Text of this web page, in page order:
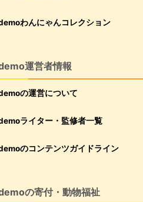
わんにゃんコレクション
運営者情報
の運営について
ライター・監修者一覧
のコンテンツガイドライン
の寄付・動物福祉